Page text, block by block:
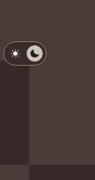
淺色模式
深色模式